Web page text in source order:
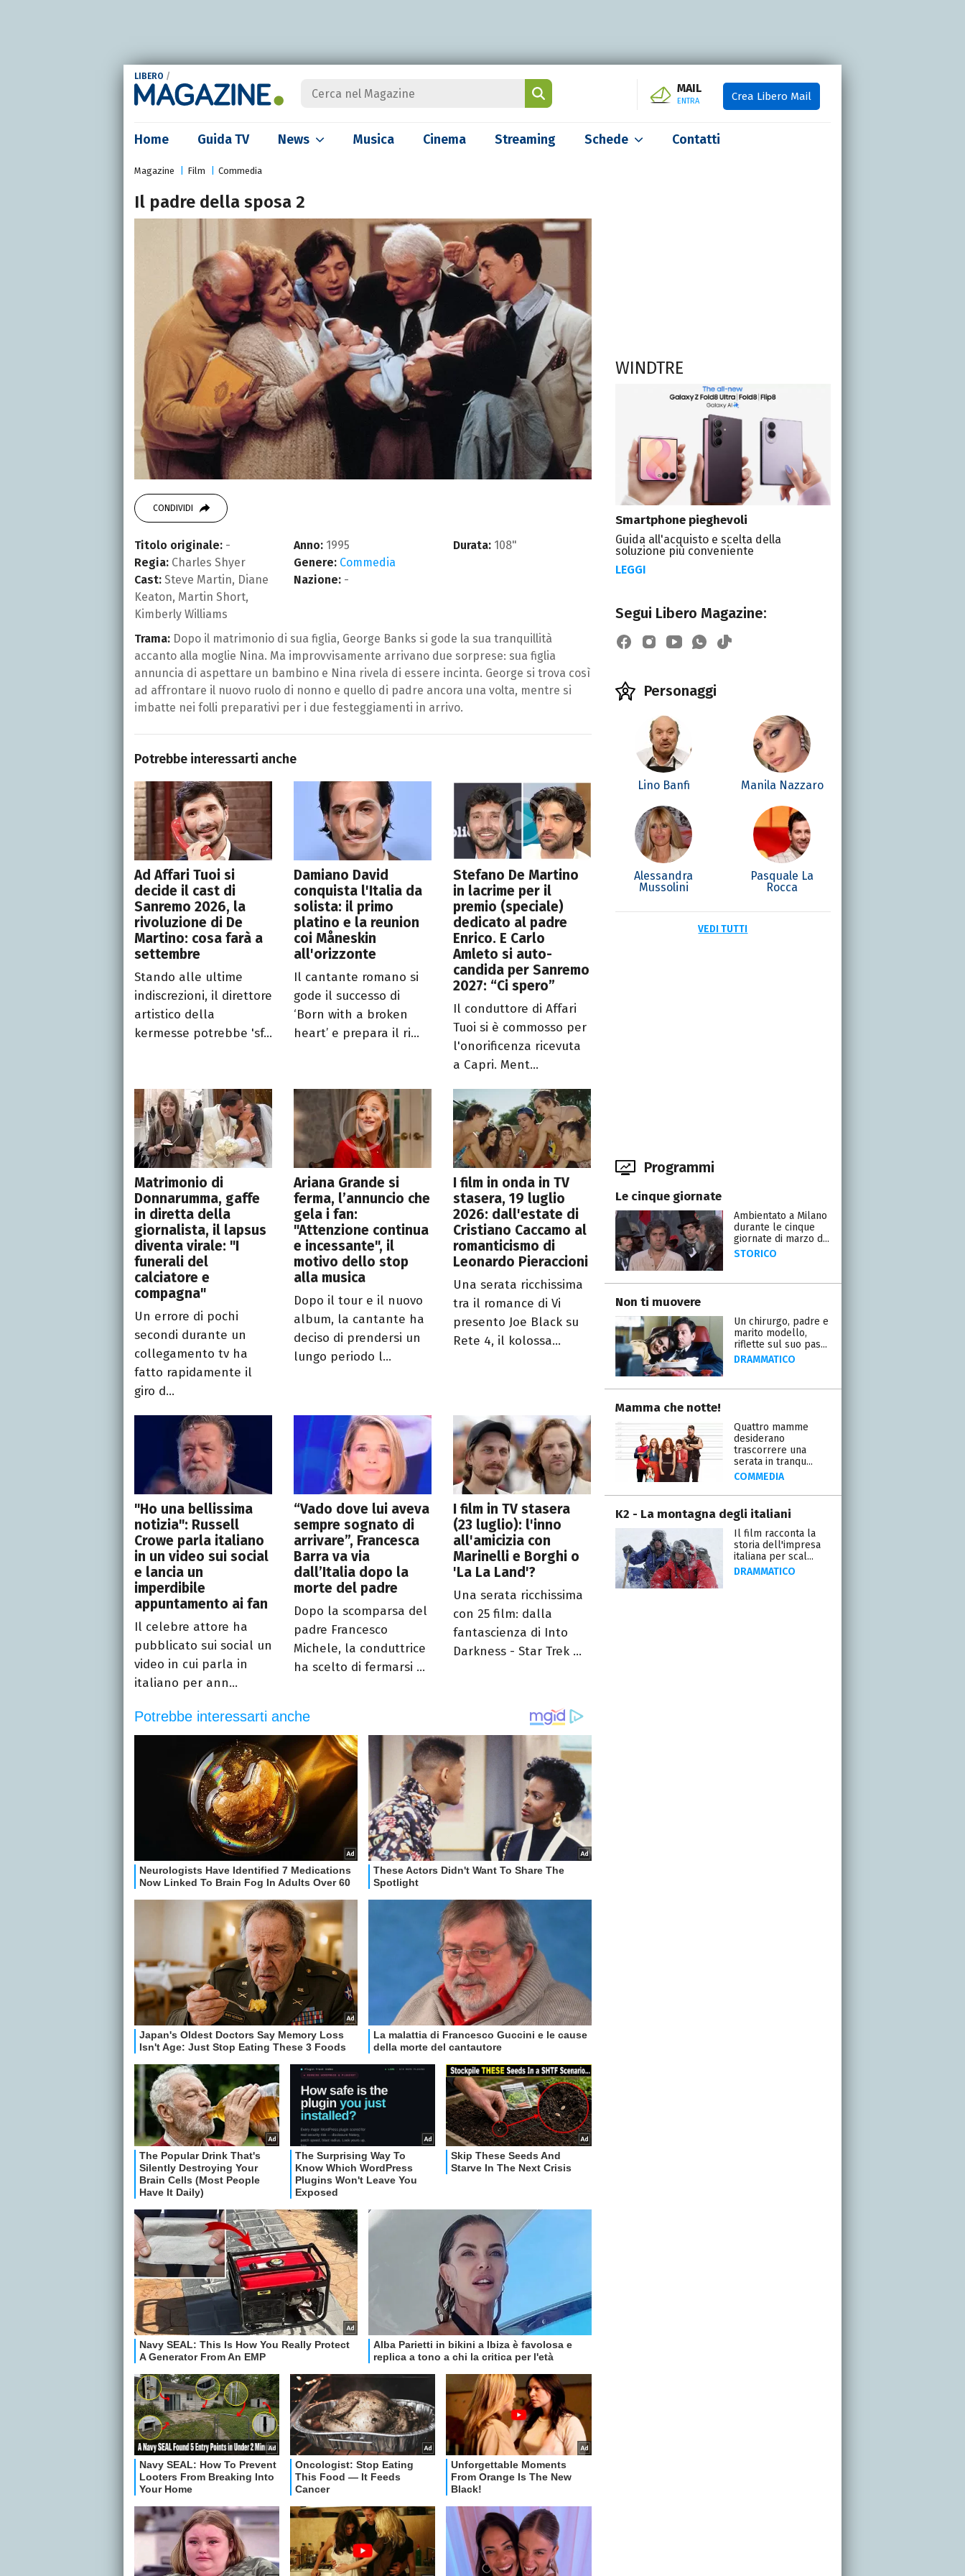
LIBERO /
MAIL
ENTRA Crea Libero Mail
Home Guida TV News Musica Cinema Streaming Schede Contatti
Magazine Film Commedia
Il padre della sposa 2
CONDIVIDI
Titolo originale: -
Regia: Charles Shyer
Cast: Steve Martin, Diane
Keaton, Martin Short,
Kimberly Williams
Anno: 1995
Genere: Commedia
Nazione: -
Durata: 108"
Trama: Dopo il matrimonio di sua figlia, George Banks si gode la sua tranquillità
accanto alla moglie Nina. Ma improvvisamente arrivano due sorprese: sua figlia
annuncia di aspettare un bambino e Nina rivela di essere incinta. George si trova così
ad affrontare il nuovo ruolo di nonno e quello di padre ancora una volta, mentre si
imbatte nei folli preparativi per i due festeggiamenti in arrivo.
Potrebbe interessarti anche
Ad Affari Tuoi si
decide il cast di
Sanremo 2026, la
rivoluzione di De
Martino: cosa farà a
settembre
Stando alle ultime
indiscrezioni, il direttore
artistico della
kermesse potrebbe 'sf...
Damiano David
conquista l'Italia da
solista: il primo
platino e la reunion
coi Måneskin
all'orizzonte
Il cantante romano si
gode il successo di
‘Born with a broken
heart’ e prepara il ri...
Stefano De Martino
in lacrime per il
premio (speciale)
dedicato al padre
Enrico. E Carlo
Amleto si auto-
candida per Sanremo
2027: “Ci spero”
Il conduttore di Affari
Tuoi si è commosso per
l'onorificenza ricevuta
a Capri. Ment...
Matrimonio di
Donnarumma, gaffe
in diretta della
giornalista, il lapsus
diventa virale: "I
funerali del
calciatore e
compagna"
Un errore di pochi
secondi durante un
collegamento tv ha
fatto rapidamente il
giro d...
Ariana Grande si
ferma, l’annuncio che
gela i fan:
"Attenzione continua
e incessante", il
motivo dello stop
alla musica
Dopo il tour e il nuovo
album, la cantante ha
deciso di prendersi un
lungo periodo l...
I film in onda in TV
stasera, 19 luglio
2026: dall'estate di
Cristiano Caccamo al
romanticismo di
Leonardo Pieraccioni
Una serata ricchissima
tra il romance di Vi
presento Joe Black su
Rete 4, il kolossa...
"Ho una bellissima
notizia": Russell
Crowe parla italiano
in un video sui social
e lancia un
imperdibile
appuntamento ai fan
Il celebre attore ha
pubblicato sui social un
video in cui parla in
italiano per ann...
“Vado dove lui aveva
sempre sognato di
arrivare”, Francesca
Barra va via
dall’Italia dopo la
morte del padre
Dopo la scomparsa del
padre Francesco
Michele, la conduttrice
ha scelto di fermarsi ...
I film in TV stasera
(23 luglio): l'inno
all'amicizia con
Marinelli e Borghi o
'La La Land'?
Una serata ricchissima
con 25 film: dalla
fantascienza di Into
Darkness - Star Trek ...
WINDTRE
Smartphone pieghevoli
Guida all'acquisto e scelta della
soluzione più conveniente
LEGGI
Segui Libero Magazine:
Personaggi
Lino Banfi Manila Nazzaro
Alessandra
Mussolini
Pasquale La
Rocca
VEDI TUTTI
Programmi
Le cinque giornate
Ambientato a Milano
durante le cinque
giornate di marzo d...
STORICO
Non ti muovere
Un chirurgo, padre e
marito modello,
riflette sul suo pas...
DRAMMATICO
Mamma che notte!
Quattro mamme
desiderano
trascorrere una
serata in tranqu...
COMMEDIA
K2 - La montagna degli italiani
Il film racconta la
storia dell'impresa
italiana per scal...
DRAMMATICO